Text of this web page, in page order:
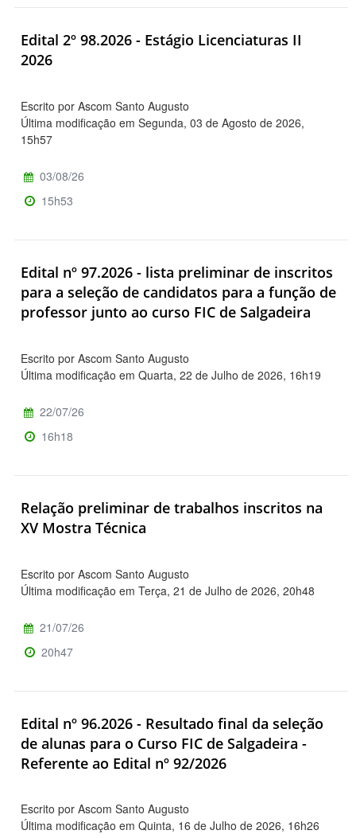
Edital 2º 98.2026 - Estágio Licenciaturas II
2026
Escrito por Ascom Santo Augusto
Última modificação em Segunda, 03 de Agosto de 2026,
15h57
03/08/26
15h53
Edital nº 97.2026 - lista preliminar de inscritos
para a seleção de candidatos para a função de
professor junto ao curso FIC de Salgadeira
Escrito por Ascom Santo Augusto
Última modificação em Quarta, 22 de Julho de 2026, 16h19
22/07/26
16h18
Relação preliminar de trabalhos inscritos na
XV Mostra Técnica
Escrito por Ascom Santo Augusto
Última modificação em Terça, 21 de Julho de 2026, 20h48
21/07/26
20h47
Edital nº 96.2026 - Resultado final da seleção
de alunas para o Curso FIC de Salgadeira -
Referente ao Edital nº 92/2026
Escrito por Ascom Santo Augusto
Última modificação em Quinta, 16 de Julho de 2026, 16h26